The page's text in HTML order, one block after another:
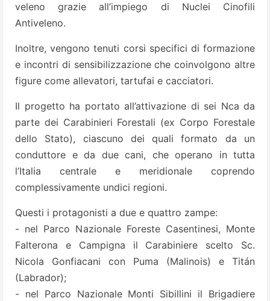
veleno grazie all’impiego di Nuclei Cinofili
Antiveleno.
Inoltre, vengono tenuti corsi specifici di formazione
e incontri di sensibilizzazione che coinvolgono altre
figure come allevatori, tartufai e cacciatori.
Il progetto ha portato all’attivazione di sei Nca da
parte dei Carabinieri Forestali (ex Corpo Forestale
dello Stato), ciascuno dei quali formato da un
conduttore e da due cani, che operano in tutta
l’Italia centrale e meridionale coprendo
complessivamente undici regioni.
Questi i protagonisti a due e quattro zampe:
- nel Parco Nazionale Foreste Casentinesi, Monte
Falterona e Campigna il Carabiniere scelto Sc.
Nicola Gonfiacani con Puma (Malinois) e Titán
(Labrador);
- nel Parco Nazionale Monti Sibillini il Brigadiere